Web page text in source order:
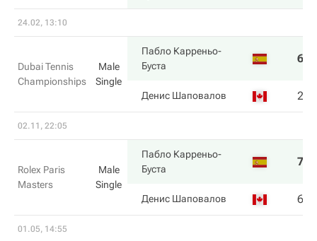
24.02, 13:10
Dubai Tennis
Championships
Male
Single
Пабло Карреньо-
Буста
6
Денис Шаповалов 2
02.11, 22:05
Rolex Paris
Masters
Male
Single
Пабло Карреньо-
Буста
7
Денис Шаповалов 6
01.05, 14:55